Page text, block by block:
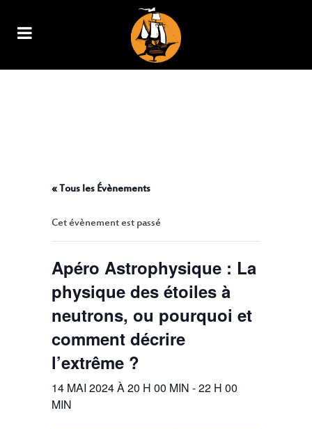
« Tous les Évènements
Cet évènement est passé
Apéro Astrophysique : La
physique des étoiles à
neutrons, ou pourquoi et
comment décrire
l’extrême ?
14 MAI 2024 À 20 H 00 MIN -22 H 00
MIN